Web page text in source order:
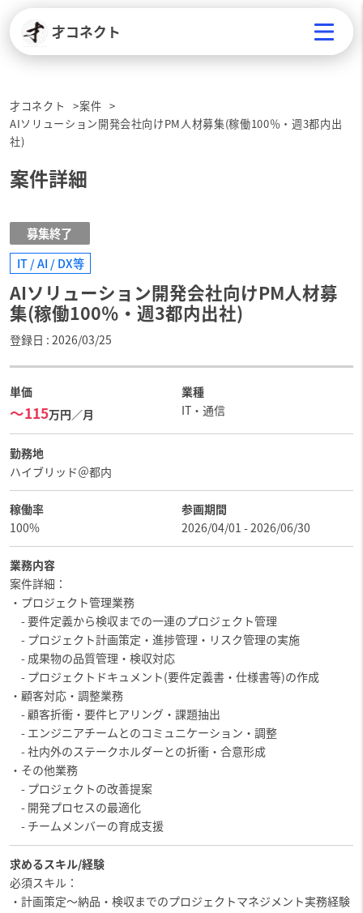
才コネクト
才コネクト
案件
AIソリューション開発会社向けPM人材募集(稼働100％・週3都内出
社)
案件詳細
募集終了
IT / AI / DX等
AIソリューション開発会社向けPM人材募
集(稼働100％・週3都内出社)
登録日 2026/03/25
単価
〜115万円／月
業種
IT・通信
勤務地
ハイブリッド＠都内
稼働率
100%
参画期間
2026/04/01 - 2026/06/30
業務内容
案件詳細：
・プロジェクト管理業務
- 要件定義から検収までの一連のプロジェクト管理
- プロジェクト計画策定・進捗管理・リスク管理の実施
- 成果物の品質管理・検収対応
- プロジェクトドキュメント(要件定義書・仕様書等)の作成
・顧客対応・調整業務
- 顧客折衝・要件ヒアリング・課題抽出
- エンジニアチームとのコミュニケーション・調整
- 社内外のステークホルダーとの折衝・合意形成
・その他業務
- プロジェクトの改善提案
- 開発プロセスの最適化
- チームメンバーの育成支援
求めるスキル/経験
必須スキル：
・計画策定～納品・検収までのプロジェクトマネジメント実務経験